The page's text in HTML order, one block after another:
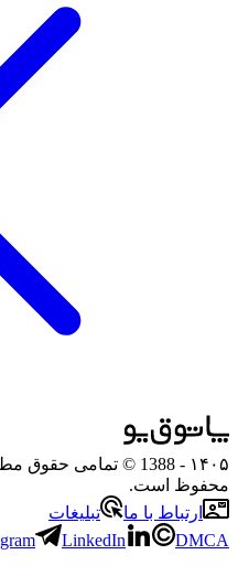
۱۴۰۵
- 1388 © تمامی
محفوظ است.
ارتباط با ما
تبلیغات
LinkedIn DMCA